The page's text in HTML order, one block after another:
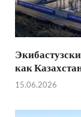
как
15.06.2026